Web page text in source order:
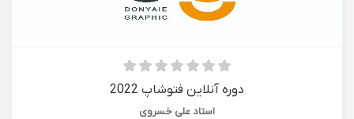
دوره آنلاین فتوشاپ 2022
استاد علی خسروی